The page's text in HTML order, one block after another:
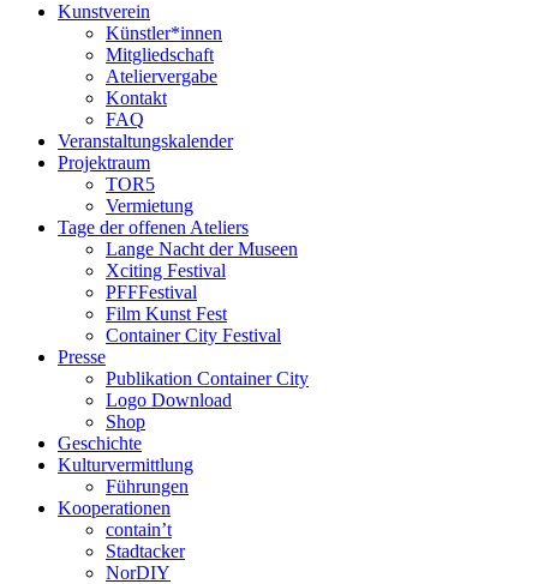
Kunstverein
Künstler*innen
Mitgliedschaft
Ateliervergabe
Kontakt
FAQ
Veranstaltungskalender
Projektraum
TOR5
Vermietung
Tage der offenen Ateliers
Lange Nacht der Museen
Xciting Festival
PFFFestival
Film Kunst Fest
Container City Festival
Presse
Publikation Container City
Logo Download
Shop
Geschichte
Kulturvermittlung
Führungen
Kooperationen
contain’t
Stadtacker
NorDIY